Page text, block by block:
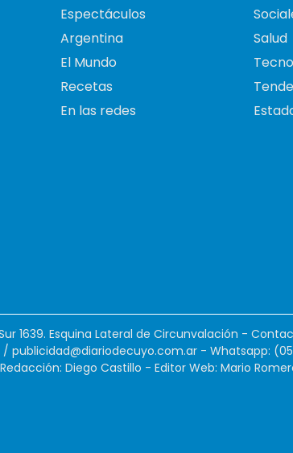
Espectáculos
Argentina
El Mundo
Recetas
En las redes
Salud
1639. Esquina Lateral de Circunvalación -
/ publicidad@diariodecuyo.com.ar - Whatsapp:
Diego Castillo - Editor Web: Mario